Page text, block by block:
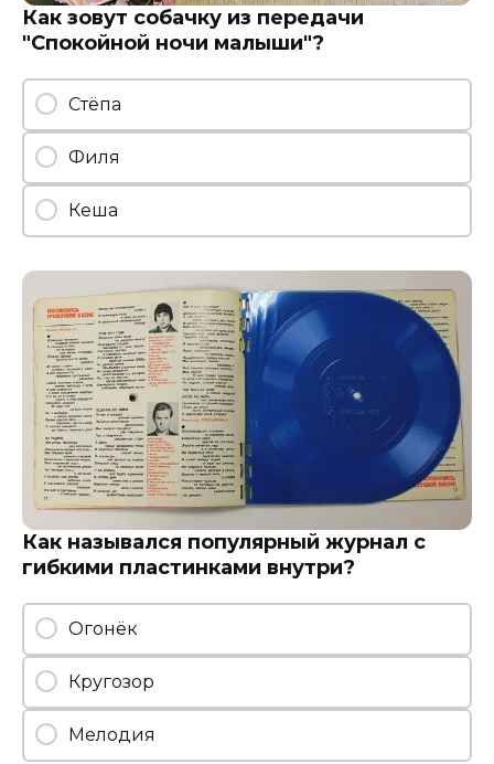
Как зовут собачку из передачи
"Спокойной ночи малыши"?
Стёпа
Филя
Кеша
Как назывался популярный журнал с
гибкими пластинками внутри?
Огонёк
Кругозор
Мелодия